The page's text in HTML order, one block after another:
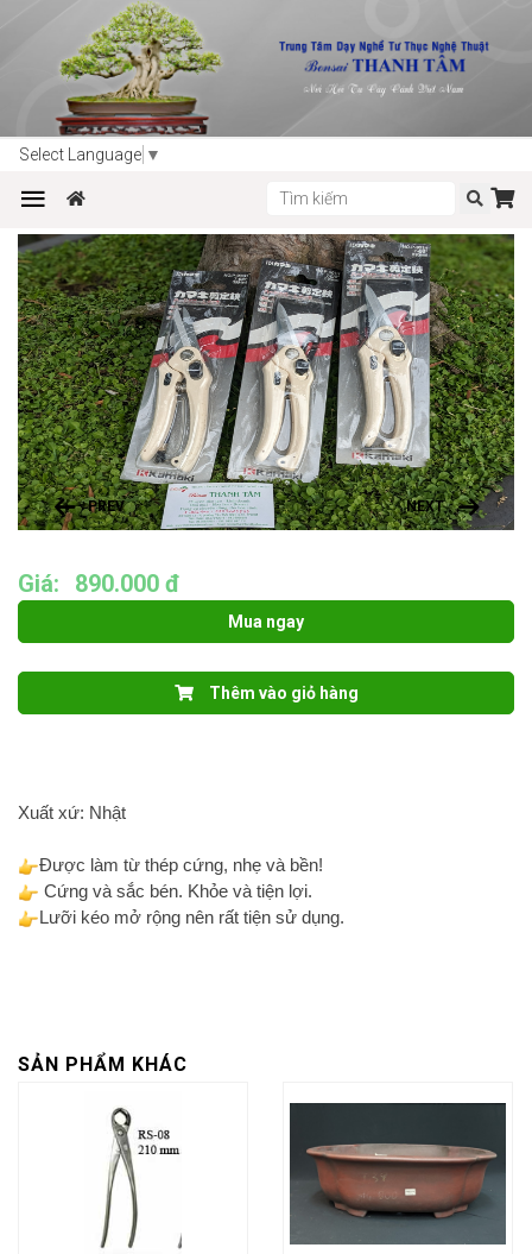
Select Language ▼
Trang chủ Sản phẩm
KÉO KAMAKI JAPAN
PREV NEXT
Giá: 890.000 đ
Mua ngay
Thêm vào giỏ hàng
Xuất xứ: Nhật
Được làm từ thép cứng, nhẹ và bền!
Cứng và sắc bén. Khỏe và tiện lợi.
Lưỡi kéo mở rộng nên rất tiện sử dụng.
SẢN PHẨM KHÁC